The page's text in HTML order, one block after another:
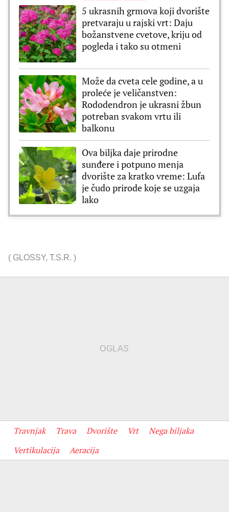
5 ukrasnih grmova koji dvorište
pretvaraju u rajski vrt: Daju
božanstvene cvetove, kriju od
pogleda i tako su otmeni
Može da cveta cele godine, a u
proleće je veličanstven:
Rododendron je ukrasni žbun
potreban svakom vrtu ili
balkonu
Ova biljka daje prirodne
sunđere i potpuno menja
dvorište za kratko vreme: Lufa
je čudo prirode koje se uzgaja
lako
( GLOSSY, T.S.R. )
Travnjak Trava Dvorište Vrt
Nega biljaka
Vertikulacija
Aeracija